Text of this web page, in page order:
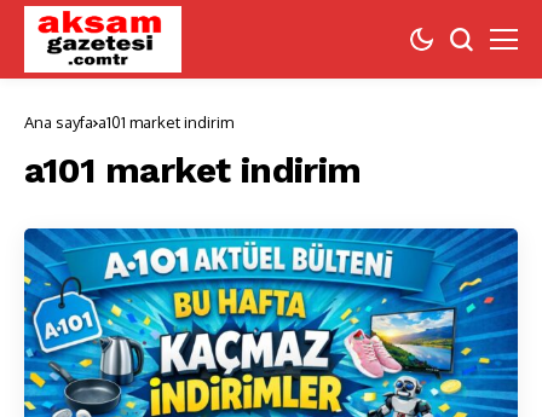
Ana sayfa a101 market indirim
a101 market indirim